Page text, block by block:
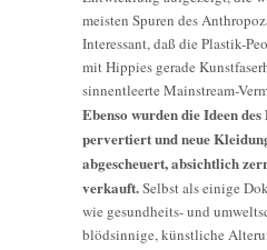
meisten Spuren des
Interessant, daß die Plastik-
mit Hippies gerade
sinnentleerte Mainstream-
Ebenso wurden die Ideen
pervertiert und neue
abgescheuert, absichtlich
verkauft.Selbst als einige
wie gesundheits- und
blödsinnige, künstliche